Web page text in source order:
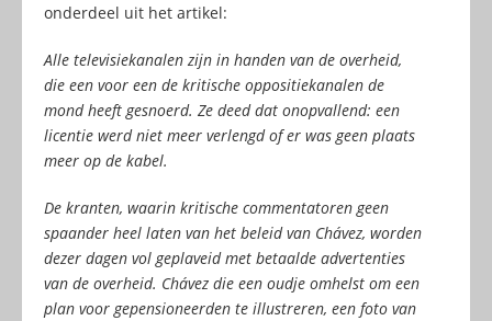
onderdeel uit het artikel:
Alle televisiekanalen zijn in handen van de overheid,
die een voor een de kritische oppositiekanalen de
mond heeft gesnoerd. Ze deed dat onopvallend: een
licentie werd niet meer verlengd of er was geen plaats
meer op de kabel.
De kranten, waarin kritische commentatoren geen
spaander heel laten van het beleid van Chávez, worden
dezer dagen vol geplaveid met betaalde advertenties
van de overheid. Chávez die een oudje omhelst om een
plan voor gepensioneerden te illustreren, een foto van